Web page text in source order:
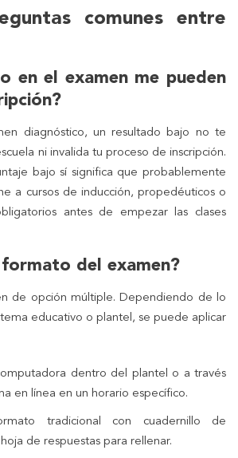
comunes entre
en el examen me pueden
diagnóstico, un resultado bajo no te
ni invalida tu proceso de inscripción.
bajo sí significa que probablemente
a cursos de inducción, propedéuticos o
antes de empezar las clases
del examen?
de opción múltiple. Dependiendo de lo
educativo o plantel, se puede aplicar
dentro del plantel o a través
en línea en un horario específico.
tradicional con cuadernillo de
de respuestas para rellenar.